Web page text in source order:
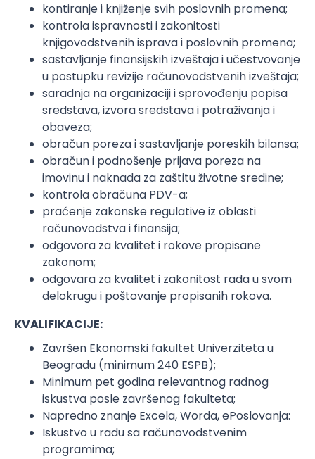
kontiranje i knjiženje svih poslovnih promena;
kontrola ispravnosti i zakonitosti
knjigovodstvenih isprava i poslovnih promena;
sastavljanje finansijskih izveštaja i učestvovanje
u postupku revizije računovodstvenih izveštaja;
saradnja na organizaciji i sprovođenju popisa
sredstava, izvora sredstava i potraživanja i
obaveza;
obračun poreza i sastavljanje poreskih bilansa;
obračun i podnošenje prijava poreza na
imovinu i naknada za zaštitu životne sredine;
kontrola obračuna PDV-a;
praćenje zakonske regulative iz oblasti
računovodstva i finansija;
odgovora za kvalitet i rokove propisane
zakonom;
odgovara za kvalitet i zakonitost rada u svom
delokrugu i poštovanje propisanih rokova.
KVALIFIKACIJE:
Završen Ekonomski fakultet Univerziteta u
Beogradu (minimum 240 ESPB);
Minimum pet godina relevantnog radnog
iskustva posle završenog fakulteta;
Napredno znanje Excela, Worda, ePoslovanja:
Iskustvo u radu sa računovodstvenim
programima;